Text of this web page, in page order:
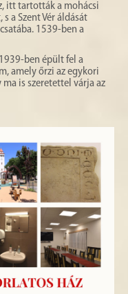
itt tartották a mohácsi
a Szent Vér áldását
1539-ben a
ben épült fel a
amely őrzi az egykori
is szeretettel várja az